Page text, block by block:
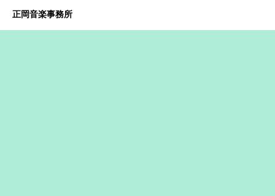
正岡音楽事務所